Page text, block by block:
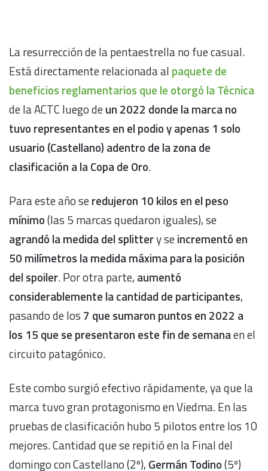
La resurrección de la pentaestrella no fue casual.
Está directamente relacionada al paquete de
beneficios reglamentarios que le otorgó la Técnica
de la ACTC luego deun 2022 donde la marca no
tuvo representantes en el podio y apenas 1 solo
usuario (Castellano) adentro de la zona de
clasificación a la Copa de Oro.
Para este año seredujeron 10 kilos en el peso
mínimo(las 5 marcas quedaron iguales), se
agrandó la medida del splittery seincrementó en
50 milímetros la medida máxima para la posición
del spoiler. Por otra parte, aumentó
considerablemente la cantidad de participantes,
pasando de los 7 que sumaron puntos en 2022 a
los 15 que se presentaron este fin de semanaen el
circuito patagónico.
Este combo surgió efectivo rápidamente, ya que la
marca tuvo gran protagonismo en Viedma. En las
pruebas de clasificación hubo 5 pilotos entre los 10
mejores. Cantidad que se repitió en la Final del
domingo con Castellano (2º), Germán Todino(5º)